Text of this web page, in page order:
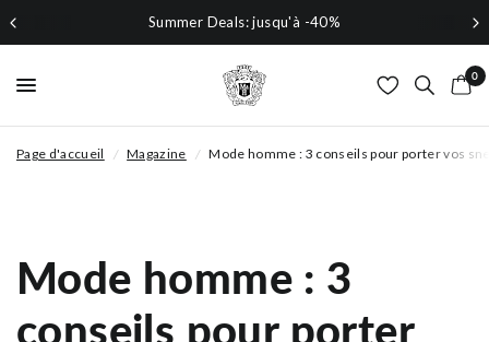
Summer Deals: jusqu'à -40%
0
Page d'accueil / Magazine / Mode homme : 3 conseils pour porter vos
Mode homme : 3
conseils pour porter